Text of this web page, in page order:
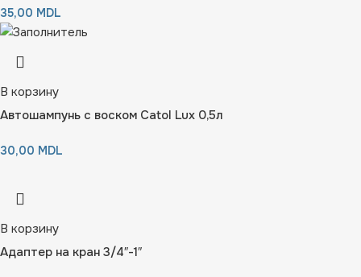
35,00 MDL
В корзину
Автошампунь с воском Catol Lux 0,5л
30,00 MDL
В корзину
Адаптер на кран 3/4″-1″